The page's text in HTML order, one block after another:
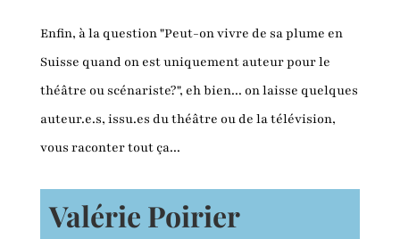
Enfin, à la question "Peut-on vivre de sa plume en
Suisse quand on est uniquement auteur pour le
théâtre ou scénariste?", eh bien... on laisse quelques
auteur.e.s, issu.es du théâtre ou de la télévision,
vous raconter tout ça...
Valérie Poirier